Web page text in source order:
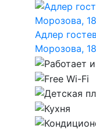
Адлер
Морозова,